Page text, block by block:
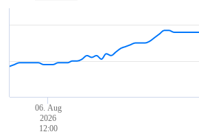
06. Aug
2026
12:00